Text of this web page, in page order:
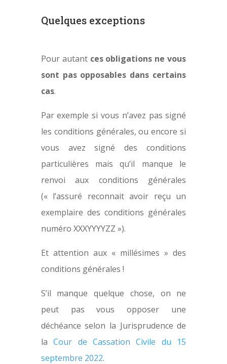
Quelques exceptions
Pour autant ces obligations ne vous
sont pas opposables dans certains
cas.
Par exemple si vous n’avez pas signé
les conditions générales, ou encore si
vous avez signé des conditions
particulières mais qu’il manque le
renvoi aux conditions générales
(« l’assuré reconnait avoir reçu un
exemplaire des conditions générales
numéro XXXYYYYZZ »).
Et attention aux « millésimes » des
conditions générales !
S’il manque quelque chose, on ne
peut pas vous opposer une
déchéance selon la Jurisprudence de
laCour de Cassation Civile du 15
septembre 2022.